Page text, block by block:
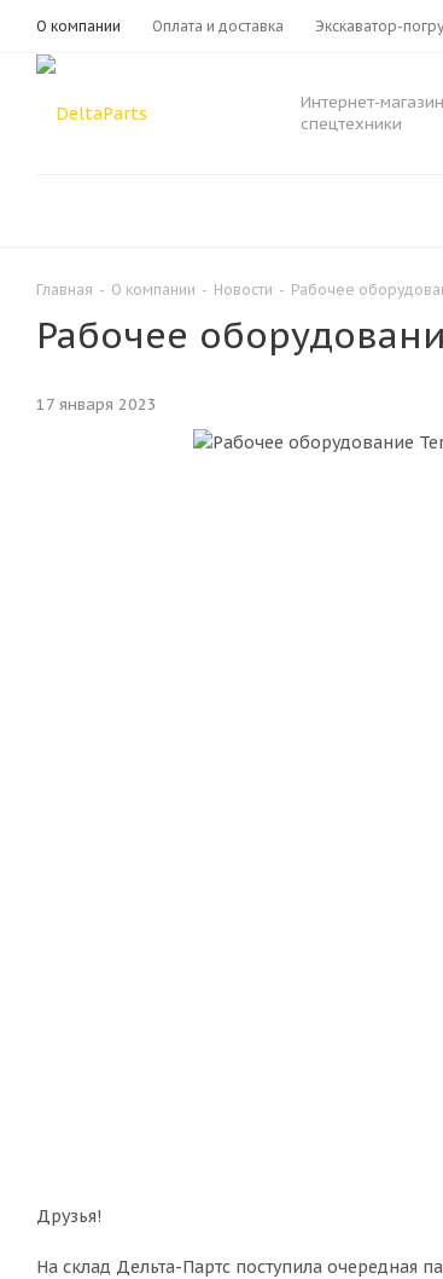
О компании Оплата и доставка Экскаватор-
Интернет-
спецтехники
Главная - О компании - Новости - Рабочее
Рабочее
17 января 2023
Друзья!
На склад Дельта-Партс поступила очередная